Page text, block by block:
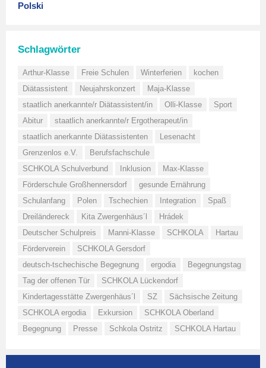
Polski
Schlagwörter
Arthur-Klasse Freie Schulen Winterferien
kochen
Diätassistent
Neujahrskonzert
Maja-Klasse
staatlich anerkannte/r Diätassistent/in
Olli-Klasse
Sport
Abitur
staatlich anerkannte/r Ergotherapeut/in
staatlich anerkannte Diätassistenten
Lesenacht
Grenzenlos e.V.
Berufsfachschule
SCHKOLA Schulverbund
Inklusion
Max-Klasse
Förderschule Großhennersdorf
gesunde Ernährung
Schulanfang
Polen Tschechien Integration
Spaß
Dreiländereck
Kita Zwergenhäus´l
Hrádek
Deutscher Schulpreis
Manni-Klasse SCHKOLA
Hartau
Förderverein
SCHKOLA Gersdorf
deutsch-tschechische Begegnung
ergodia
Begegnungstag
Tag der offenen Tür
SCHKOLA Lückendorf
Kindertagesstätte Zwergenhäus´l
SZ
Sächsische Zeitung
SCHKOLA ergodia
Exkursion
SCHKOLA Oberland
Begegnung
Presse Schkola Ostritz SCHKOLA Hartau